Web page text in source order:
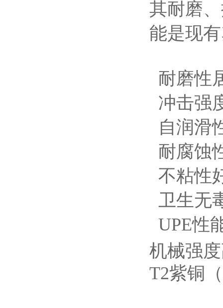
其耐磨
能是现
耐磨性
冲击强
自润滑
耐腐蚀
不粘性
卫生无
UPE性
机械强
T2紫铜